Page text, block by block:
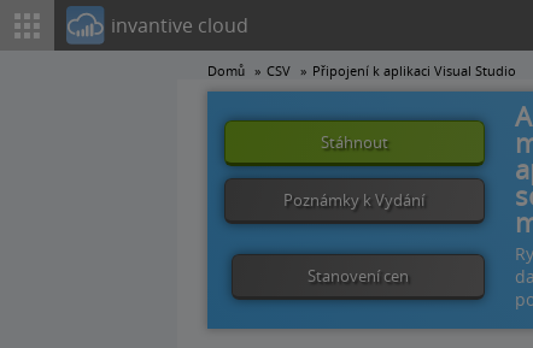
invantive cloud
Domů CSV Připojení k aplikaci Visual Studio
Stáhnout
Poznámky k Vydání
Stanovení cen